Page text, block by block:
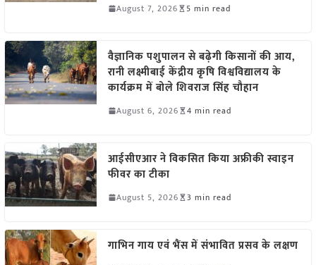
August 7, 2026 5 min read
वैज्ञानिक पशुपालन से बढ़ेगी किसानों की आय,
रानी लक्ष्मीबाई केंद्रीय कृषि विश्वविद्यालय के
कार्यक्रम में बोले शिवराज सिंह चौहान
August 6, 2026 4 min read
आईसीएआर ने विकसित किया अफ्रीकी स्वाइन
फीवर का टीका
August 5, 2026 3 min read
गाभिन गाय एवं भैंस में संभावित प्रसव के लक्षण